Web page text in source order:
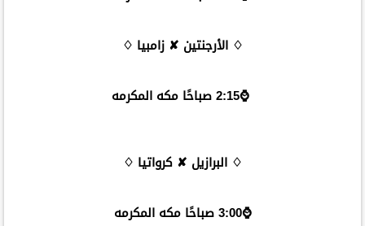
♢ الأرجنتين ✘ زامبيا ♢
⌚️2:15 صباحًا مكه المكرمه
♢ البرازيل ✘ كرواتيا ♢
⌚️3:00 صباحًا مكه المكرمه